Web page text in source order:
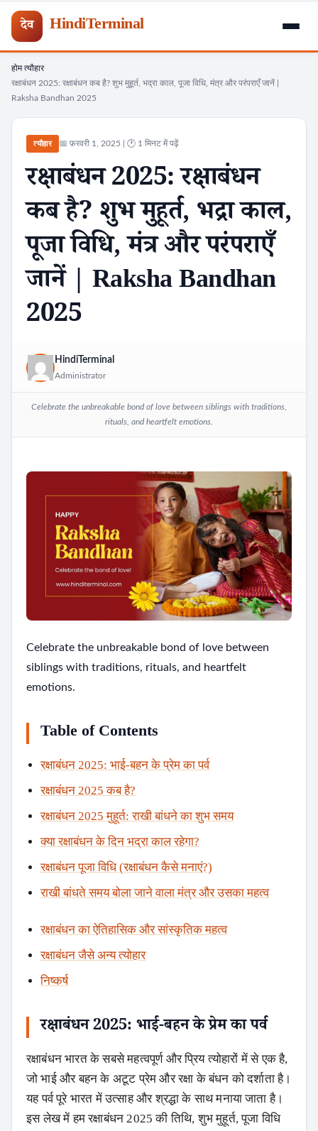
देव HindiTerminal
Skip
होम› त्यौहार›
रक्षाबंधन 2025: रक्षाबंधन कब है? शुभ मुहूर्त, भद्रा काल, पूजा विधि, मंत्र और परंपराएँ जानें |
Raksha Bandhan 2025
त्यौहार 📅 फ़रवरी 1, 2025 | 🕐 1 मिनट में पढ़ें
रक्षाबंधन 2025: रक्षाबंधन
कब है? शुभ मुहूर्त, भद्रा काल,
पूजा विधि, मंत्र और परंपराएँ
जानें | Raksha Bandhan
2025
HindiTerminal
Administrator
Celebrate the unbreakable bond of love between siblings with traditions,
rituals, and heartfelt emotions.
Celebrate the unbreakable bond of love between
siblings with traditions, rituals, and heartfelt
emotions.
Table of Contents
रक्षाबंधन 2025: भाई-बहन के प्रेम का पर्व
रक्षाबंधन 2025 कब है?
रक्षाबंधन 2025 मुहूर्त: राखी बांधने का शुभ समय
क्या रक्षाबंधन के दिन भद्रा काल रहेगा?
रक्षाबंधन पूजा विधि (रक्षाबंधन कैसे मनाएं?)
राखी बांधते समय बोला जाने वाला मंत्र और उसका महत्व
रक्षाबंधन का ऐतिहासिक और सांस्कृतिक महत्व
रक्षाबंधन जैसे अन्य त्योहार
निष्कर्ष
रक्षाबंधन 2025: भाई-बहन के प्रेम का पर्व
रक्षाबंधन भारत के सबसे महत्वपूर्ण और प्रिय त्योहारों में से एक है,
जो भाई और बहन के अटूट प्रेम और रक्षा के बंधन को दर्शाता है।
यह पर्व पूरे भारत में उत्साह और श्रद्धा के साथ मनाया जाता है।
इस लेख में हम रक्षाबंधन 2025 की तिथि, शुभ मुहूर्त, पूजा विधि